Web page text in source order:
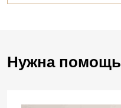
Нужна помощь